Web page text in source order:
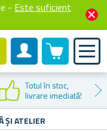
- Este suficient
Cont client
0 produselor
Reducere la
prima cumpărare
ȘI ATELIER